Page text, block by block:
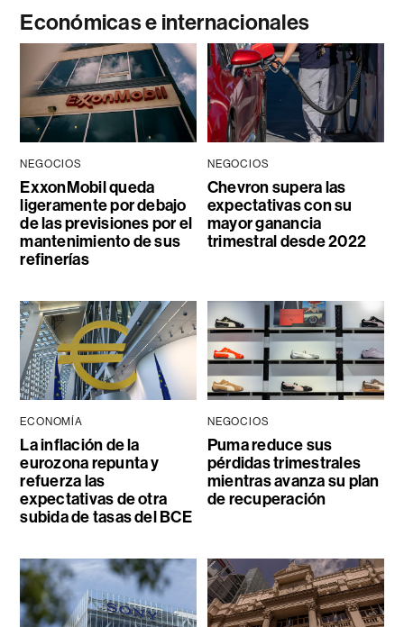
Económicas e internacionales
NEGOCIOS
ExxonMobil queda
ligeramente por debajo
de las previsiones por el
mantenimiento de sus
refinerías
NEGOCIOS
Chevron supera las
expectativas con su
mayor ganancia
trimestral desde 2022
ECONOMÍA
La inflación de la
eurozona repunta y
refuerza las
expectativas de otra
subida de tasas del BCE
NEGOCIOS
Puma reduce sus
pérdidas trimestrales
mientras avanza su plan
de recuperación